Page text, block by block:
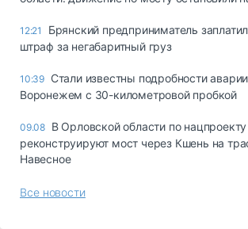
12:21
Брянский предприниматель
штраф за негабаритный груз
10:39 Стали известны подробности
Воронежем с 30-километровой пробкой
09.08 В Орловской области по нацпроекту
реконструируют мост через Кшень на
Навесное
Все новости